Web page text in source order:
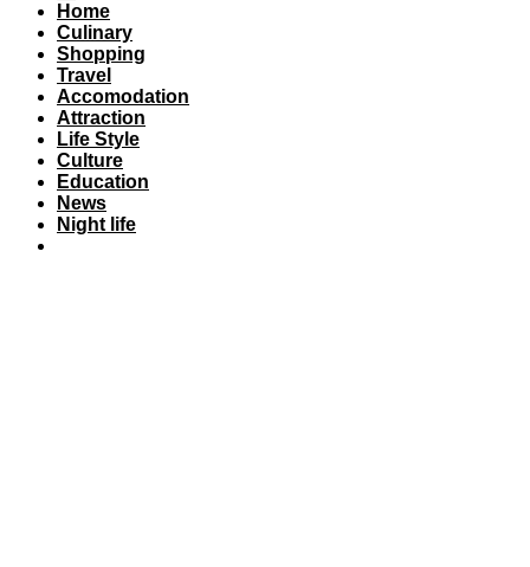
Home
Culinary
Shopping
Travel
Accomodation
Attraction
Life Style
Culture
Education
News
Night life